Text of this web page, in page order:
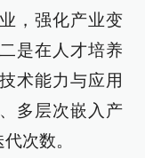
，强化产业变
是在人才培养
术能力与应用
多层次嵌入产
次数。